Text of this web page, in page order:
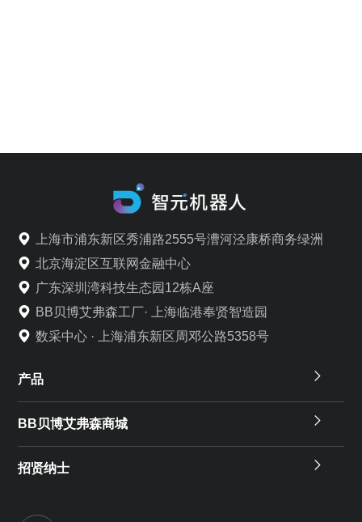
上海市浦东新区秀浦路2555号漕河泾康桥商务绿洲
北京海淀区互联网金融中心
广东深圳湾科技生态园12栋A座
BB贝博艾弗森工厂· 上海临港奉贤智造园
数采中心 · 上海浦东新区周邓公路5358号
产品
BB贝博艾弗森商城
招贤纳士